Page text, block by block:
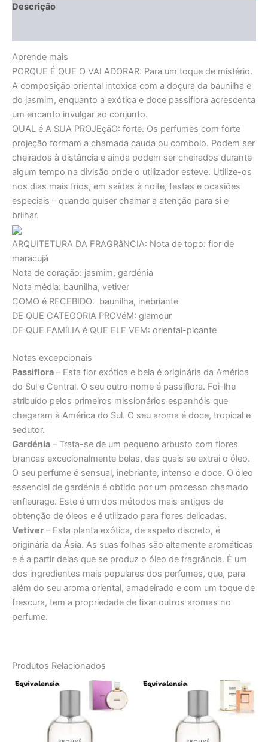
Descrição
Aprende mais
PORQUE É QUE O VAI ADORAR: Para um toque de mistério.
A composição oriental intoxica com a doçura da baunilha e
do jasmim, enquanto a exótica e doce passiflora acrescenta
um encanto invulgar ao conjunto.
QUAL é A SUA PROJEçãO: forte. Os perfumes com forte
projeção formam a chamada cauda ou comboio. Podem ser
cheirados à distância e ainda podem ser cheirados durante
algum tempo na divisão onde o utilizador esteve. Utilize-os
nos dias mais frios, em saídas à noite, festas e ocasiões
especiais – quando quiser chamar a atenção para si e
brilhar.
ARQUITETURA DA FRAGRâNCIA: Nota de topo: flor de
maracujá
Nota de coração: jasmim, gardénia
Nota média: baunilha, vetiver
COMO é RECEBIDO: baunilha, inebriante
DE QUE CATEGORIA PROVéM: glamour
DE QUE FAMíLIA é QUE ELE VEM: oriental-picante
Notas excepcionais
Passiflora – Esta flor exótica e bela é originária da América
do Sul e Central. O seu outro nome é passiflora. Foi-lhe
atribuído pelos primeiros missionários espanhóis que
chegaram à América do Sul. O seu aroma é doce, tropical e
sedutor.
Gardénia – Trata-se de um pequeno arbusto com flores
brancas excecionalmente belas, das quais se extrai o óleo.
O seu perfume é sensual, inebriante, intenso e doce. O óleo
essencial de gardénia é obtido por um processo chamado
enfleurage. Este é um dos métodos mais antigos de
obtenção de óleos e é utilizado para flores delicadas.
Vetiver – Esta planta exótica, de aspeto discreto, é
originária da Ásia. As suas folhas são altamente aromáticas
e é a partir delas que se produz o óleo de fragrância. É um
dos ingredientes mais populares dos perfumes, que, para
além do seu aroma oriental, amadeirado e com um toque de
frescura, tem a propriedade de fixar outros aromas no
perfume.
Produtos Relacionados